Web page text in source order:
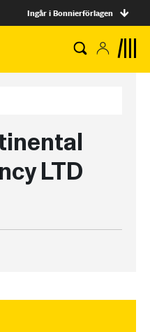
Ingår i Bonnierförlagen
LTD